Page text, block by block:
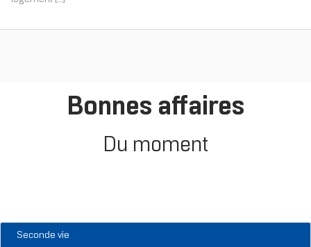
Bonnes affaires
Du moment
Seconde vie